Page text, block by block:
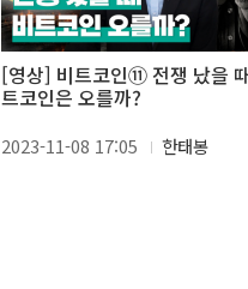
[영상] 비트코인⑪ 전쟁 났을
트코인은 오를까?
2023-11-08 17:05 한태봉